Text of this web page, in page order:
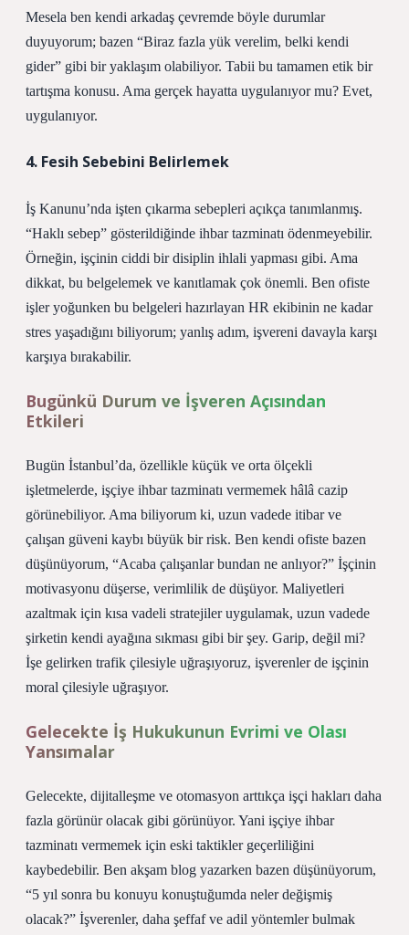
Mesela ben kendi arkadaş çevremde böyle durumlar
duyuyorum; bazen “Biraz fazla yük verelim, belki kendi
gider” gibi bir yaklaşım olabiliyor. Tabii bu tamamen etik bir
tartışma konusu. Ama gerçek hayatta uygulanıyor mu? Evet,
uygulanıyor.
4. Fesih Sebebini Belirlemek
İş Kanunu’nda işten çıkarma sebepleri açıkça tanımlanmış.
“Haklı sebep” gösterildiğinde ihbar tazminatı ödenmeyebilir.
Örneğin, işçinin ciddi bir disiplin ihlali yapması gibi. Ama
dikkat, bu belgelemek ve kanıtlamak çok önemli. Ben ofiste
işler yoğunken bu belgeleri hazırlayan HR ekibinin ne kadar
stres yaşadığını biliyorum; yanlış adım, işvereni davayla karşı
karşıya bırakabilir.
Bugünkü Durum ve İşveren Açısından
Etkileri
Bugün İstanbul’da, özellikle küçük ve orta ölçekli
işletmelerde, işçiye ihbar tazminatı vermemek hâlâ cazip
görünebiliyor. Ama biliyorum ki, uzun vadede itibar ve
çalışan güveni kaybı büyük bir risk. Ben kendi ofiste bazen
düşünüyorum, “Acaba çalışanlar bundan ne anlıyor?” İşçinin
motivasyonu düşerse, verimlilik de düşüyor. Maliyetleri
azaltmak için kısa vadeli stratejiler uygulamak, uzun vadede
şirketin kendi ayağına sıkması gibi bir şey. Garip, değil mi?
İşe gelirken trafik çilesiyle uğraşıyoruz, işverenler de işçinin
moral çilesiyle uğraşıyor.
Gelecekte İş Hukukunun Evrimi ve Olası
Yansımalar
Gelecekte, dijitalleşme ve otomasyon arttıkça işçi hakları daha
fazla görünür olacak gibi görünüyor. Yani işçiye ihbar
tazminatı vermemek için eski taktikler geçerliliğini
kaybedebilir. Ben akşam blog yazarken bazen düşünüyorum,
“5 yıl sonra bu konuyu konuştuğumda neler değişmiş
olacak?” İşverenler, daha şeffaf ve adil yöntemler bulmak